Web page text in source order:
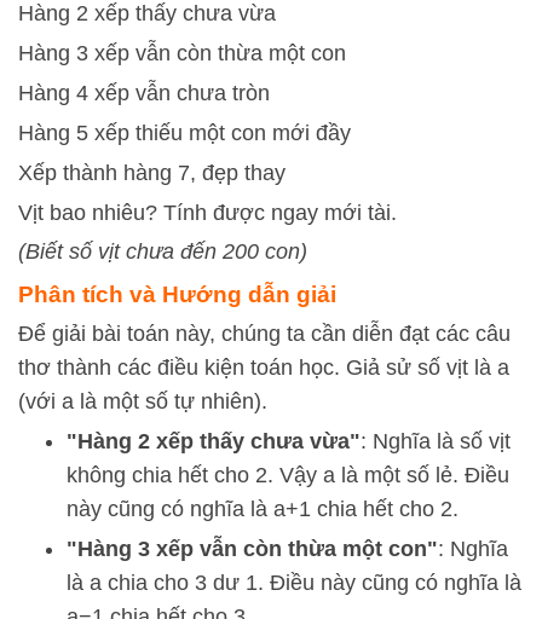
Hàng 2 xếp thấy chưa vừa
Hàng 3 xếp vẫn còn thừa một con
Hàng 4 xếp vẫn chưa tròn
Hàng 5 xếp thiếu một con mới đầy
Xếp thành hàng 7, đẹp thay
Vịt bao nhiêu? Tính được ngay mới tài.
(Biết số vịt chưa đến 200 con)
Phân tích và Hướng dẫn giải
Để giải bài toán này, chúng ta cần diễn đạt các câu
thơ thành các điều kiện toán học. Giả sử số vịt là a
(với a là một số tự nhiên).
"Hàng 2 xếp thấy chưa vừa": Nghĩa là số vịt
không chia hết cho 2. Vậy a là một số lẻ. Điều
này cũng có nghĩa là a+1 chia hết cho 2.
"Hàng 3 xếp vẫn còn thừa một con": Nghĩa
là a chia cho 3 dư 1. Điều này cũng có nghĩa là